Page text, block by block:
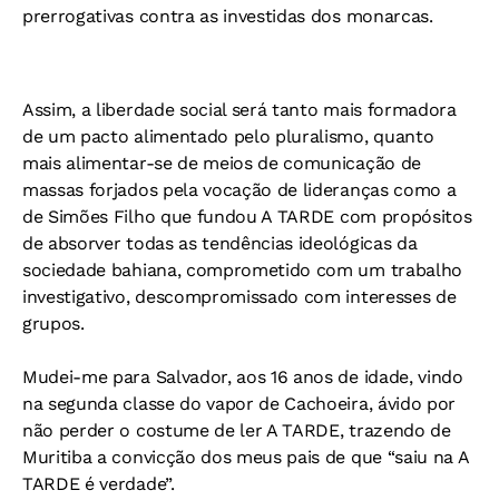
prerrogativas contra as investidas dos monarcas.
Assim, a liberdade social será tanto mais formadora
de um pacto alimentado pelo pluralismo, quanto
mais alimentar-se de meios de comunicação de
massas forjados pela vocação de lideranças como a
de Simões Filho que fundou A TARDE com propósitos
de absorver todas as tendências ideológicas da
sociedade bahiana, comprometido com um trabalho
investigativo, descompromissado com interesses de
grupos.
Mudei-me para Salvador, aos 16 anos de idade, vindo
na segunda classe do vapor de Cachoeira, ávido por
não perder o costume de ler A TARDE, trazendo de
Muritiba a convicção dos meus pais de que “saiu na A
TARDE é verdade”.